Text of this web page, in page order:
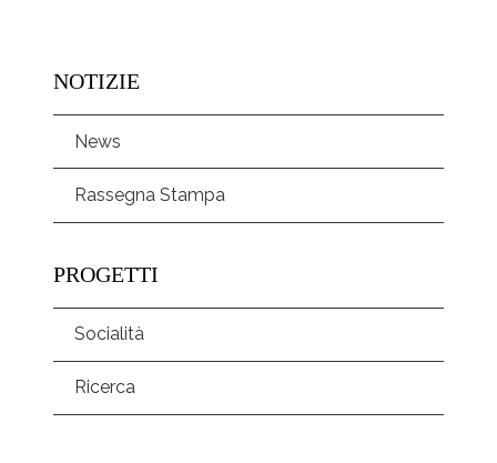
NOTIZIE
News
Rassegna Stampa
PROGETTI
Socialità
Ricerca